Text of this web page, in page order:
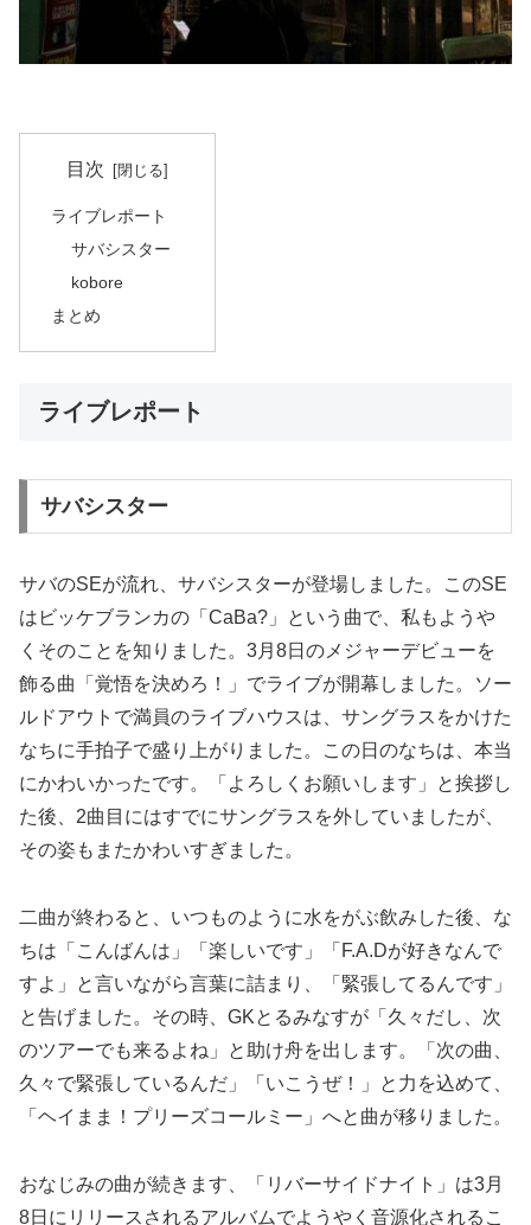
目次
ライブレポート
サバシスター
kobore
まとめ
ライブレポート
サバシスター
サバのSEが流れ、サバシスターが登場しました。このSE
はビッケブランカの「CaBa?」という曲で、私もようや
くそのことを知りました。3月8日のメジャーデビューを
飾る曲「覚悟を決めろ！」でライブが開幕しました。ソー
ルドアウトで満員のライブハウスは、サングラスをかけた
なちに手拍子で盛り上がりました。この日のなちは、本当
にかわいかったです。「よろしくお願いします」と挨拶し
た後、2曲目にはすでにサングラスを外していましたが、
その姿もまたかわいすぎました。
二曲が終わると、いつものように水をがぶ飲みした後、な
ちは「こんばんは」「楽しいです」「F.A.Dが好きなんで
すよ」と言いながら言葉に詰まり、「緊張してるんです」
と告げました。その時、GKとるみなすが「久々だし、次
のツアーでも来るよね」と助け舟を出します。「次の曲、
久々で緊張しているんだ」「いこうぜ！」と力を込めて、
「ヘイまま！プリーズコールミー」へと曲が移りました。
おなじみの曲が続きます、「リバーサイドナイト」は3月
8日にリリースされるアルバムでようやく音源化されるこ